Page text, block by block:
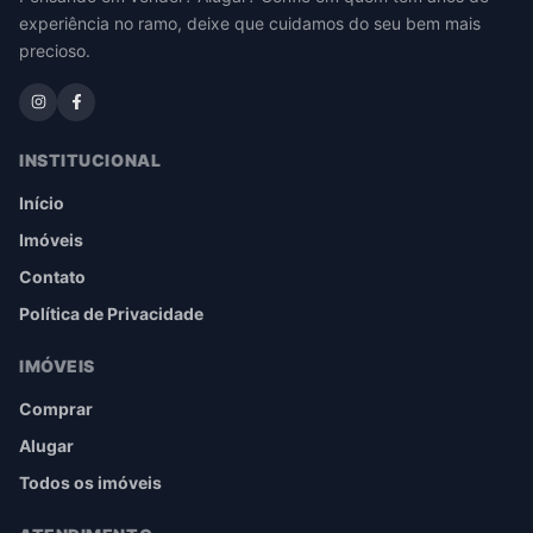
experiência no ramo, deixe que cuidamos do seu bem mais
precioso.
INSTITUCIONAL
Início
Imóveis
Contato
Política de Privacidade
IMÓVEIS
Comprar
Alugar
Todos os imóveis